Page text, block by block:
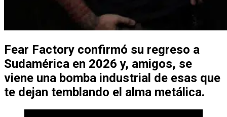
Fear Factory confirmó su regreso a
Sudamérica en 2026 y, amigos, se
viene una bomba industrial de esas que
te dejan temblando el alma metálica.